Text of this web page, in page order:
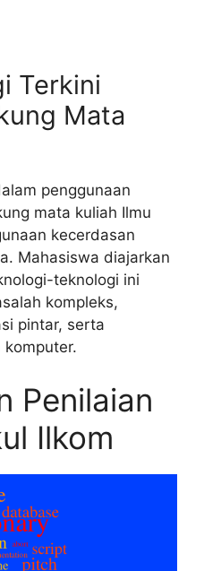
Terkini
Mata
penggunaan
mata kuliah Ilmu
kecerdasan
Mahasiswa diajarkan
teknologi ini
kompleks,
pintar, serta
Penilaian
Ilkom